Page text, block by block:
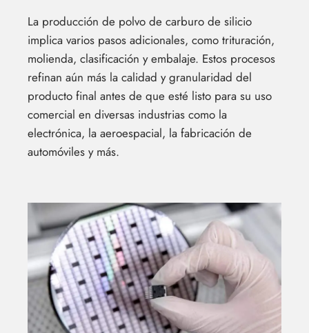
La producción de polvo de carburo de silicio
implica varios pasos adicionales, como trituración,
molienda, clasificación y embalaje. Estos procesos
refinan aún más la calidad y granularidad del
producto final antes de que esté listo para su uso
comercial en diversas industrias como la
electrónica, la aeroespacial, la fabricación de
automóviles y más.